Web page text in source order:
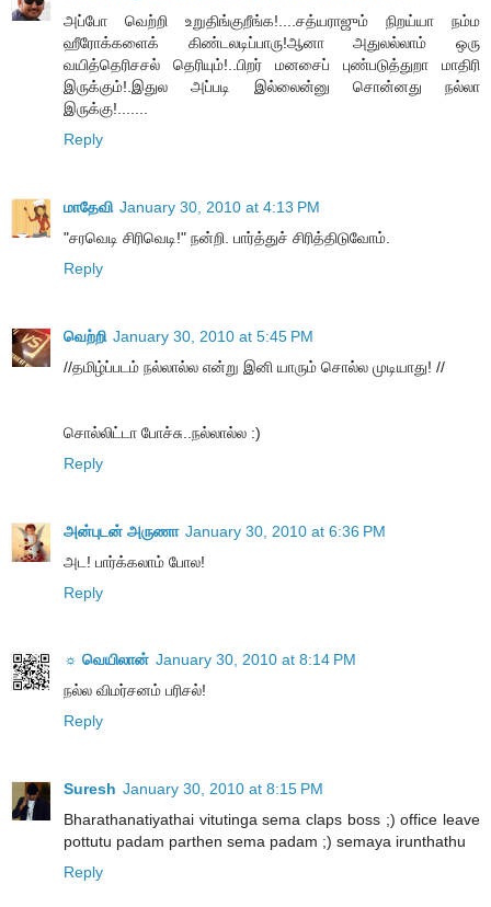
அப்போ வெற்றி உறுதிங்குறீங்க!....சத்யராஜும் நிறய்யா நம்ம
ஹீரோக்களைக் கிண்டலடிப்பாரு!ஆனா அதுலல்லாம் ஒரு
வயித்தெரிசசல் தெரியும்!..பிறர் மனசைப் புண்படுத்துறா மாதிரி
இருக்கும்!.இதுல அப்படி இல்லைன்னு சொன்னது நல்லா
இருக்கு!.......
Reply
மாதேவி January 30, 2010 at 4:13 PM
"சரவெடி சிரிவெடி!" நன்றி. பார்த்துச் சிரித்திடுவோம்.
Reply
வெற்றி January 30, 2010 at 5:45 PM
//தமிழ்ப்படம் நல்லால்ல என்று இனி யாரும் சொல்ல முடியாது! //
சொல்லிட்டா போச்சு..நல்லால்ல :)
Reply
அன்புடன் அருணா January 30, 2010 at 6:36 PM
அட! பார்க்கலாம் போல!
Reply
☼ வெயிலான் January 30, 2010 at 8:14 PM
நல்ல விமர்சனம் பரிசல்!
Reply
Suresh January 30, 2010 at 8:15 PM
Bharathanatiyathai vitutinga sema claps boss ;) office leave
pottutu padam parthen sema padam ;) semaya irunthathu
Reply